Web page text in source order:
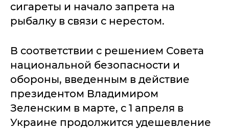
сигареты и начало запрета на
рыбалку в связи с нерестом.
В соответствии с решением Совета
национальной безопасности и
обороны, введенным в действие
президентом Владимиром
Зеленским в марте, с 1 апреля в
Украине продолжится удешевление